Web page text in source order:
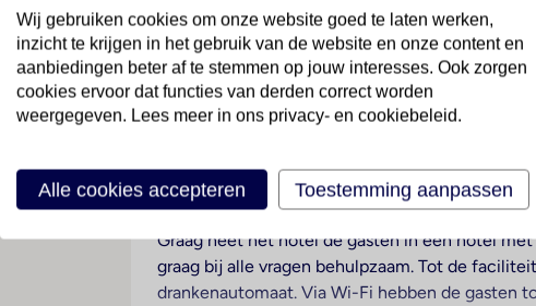
Servatur Alameda de Jandía
Spanje· Fuerteventura· Pájara
Ligging
De appartementen liggen in een winkelz1 met
zandstrand. Op 1 km van het hotel ligt het
Hotelfaciliteiten
Graag heet het hotel de gasten in een hotel
graag bij alle vragen behulpzaam. Tot de
drankenautomaat. Via Wi-Fi hebben de gasten
Wij gebruiken cookies om onze website goed te laten werken,
inzicht te krijgen in het gebruik van de website en onze content en
aanbiedingen beter af te stemmen op jouw interesses. Ook zorgen
cookies ervoor dat functies van derden correct worden
weergegeven. Lees meer in ons privacy- en cookiebeleid.
Alle cookies accepteren Toestemming aanpassen